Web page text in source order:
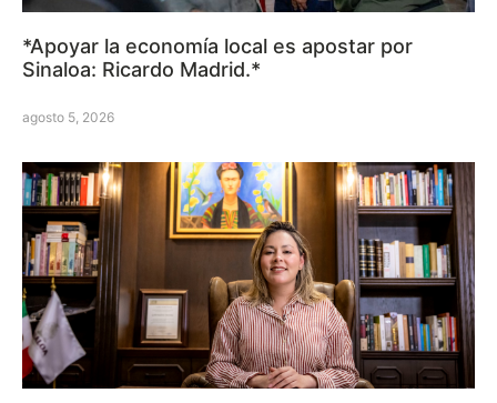
*Apoyar la economía local es apostar por
Sinaloa: Ricardo Madrid.*
agosto 5, 2026